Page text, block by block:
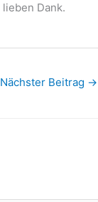
lieben Dank.
Nächster Beitrag →